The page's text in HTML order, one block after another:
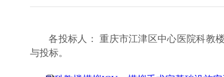
各投标人： 重庆市江津区中心医院科教
与投标。